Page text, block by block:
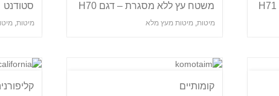
משטח עץ ללא מסגרת – דגם H70
מיטות, מיטות מעץ מלא
סטודנט
מיטות,
קומותיים